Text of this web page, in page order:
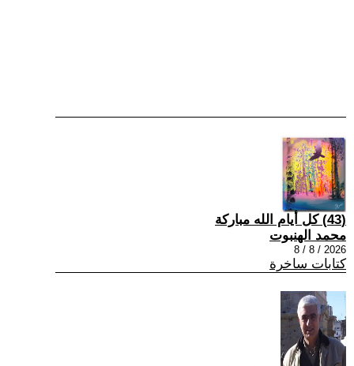
(43) كل أيام الله مباركة
محمد الهنبوت
2026 / 8 / 8
كتابات ساخرة